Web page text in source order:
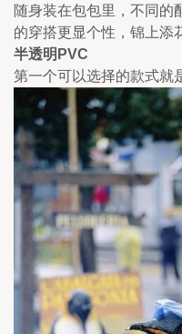
随身装在包包里，不同的
的穿搭更显个性，锦上添
半透明PVC
第一个可以选择的款式就